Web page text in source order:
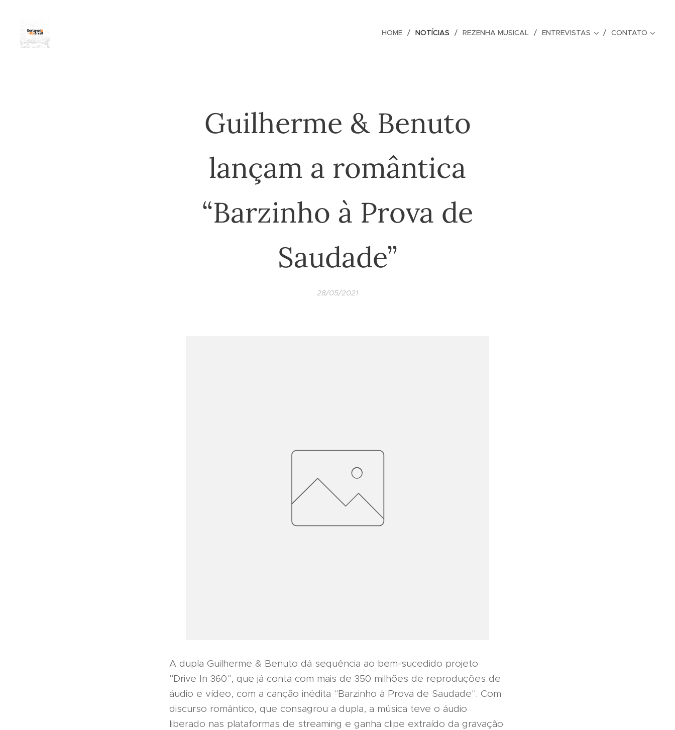
HOME NOTÍCIAS REZENHA MUSICAL ENTREVISTAS CONTATO
Guilherme & Benuto
lançam a romântica
“Barzinho à Prova de
Saudade”
28/05/2021
A dupla Guilherme & Benuto dá sequência ao bem-sucedido projeto
"Drive In 360", que já conta com mais de 350 milhões de reproduções de
áudio e vídeo, com a canção inédita "Barzinho à Prova de Saudade". Com
discurso romântico, que consagrou a dupla, a música teve o áudio
liberado nas plataformas de streaming e ganha clipe extraído da gravação